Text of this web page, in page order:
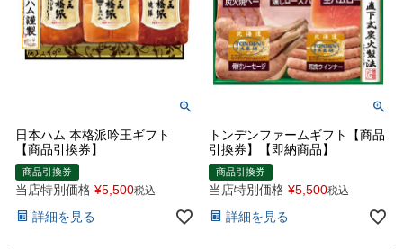
日本ハム 本格派吟王ギフト
【商品引換券】
商品引換券
当店特別価格 ¥5,500税込
詳細を見る
トンデンファームギフト【商品
引換券】【即納商品】
商品引換券
当店特別価格 ¥5,500税込
詳細を見る